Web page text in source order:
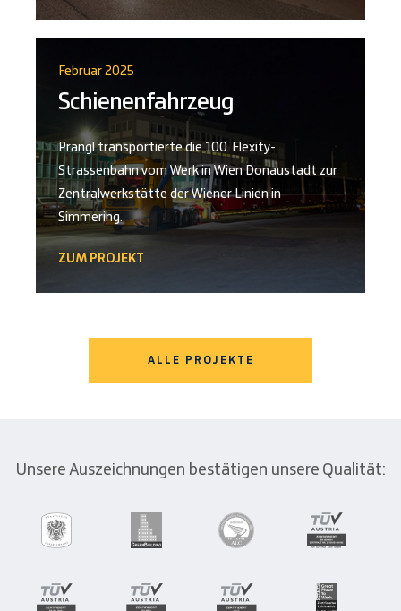
Februar 2025
Schienenfahrzeug
Prangl transportierte die 100. Flexity-
Strassenbahn vom Werk in Wien Donaustadt zur
Zentralwerkstätte der Wiener Linien in
Simmering.
ZUM PROJEKT
ALLE PROJEKTE
Unsere Auszeichnungen bestätigen unsere Qualität: